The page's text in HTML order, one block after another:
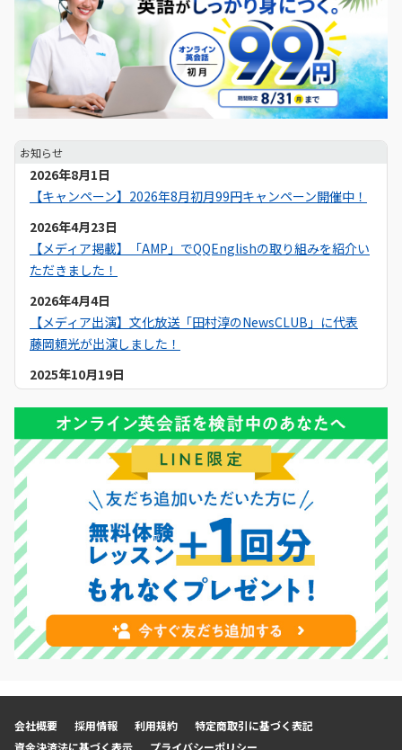
お知らせ
2026年8月1日
【キャンペーン】2026年8月初月99円キャンペーン開催中！
2026年4月23日
【メディア掲載】「AMP」でQQEnglishの取り組みを紹介い
ただきました！
2026年4月4日
【メディア出演】文化放送「田村淳のNewsCLUB」に代表
藤岡頼光が出演しました！
2025年10月19日
について紹介いただきました！
2025年9月19日
【メディア掲載】NNA ASIAでQQEnglishのセブ島留学につ
いて紹介いただきました！
2025年9月6日
【メディア掲載】日本経済新聞でQQEnglishのセブ島留学に
ついて紹介いただきました！
2025年9月1日
【キャンペーン】2025年9月初月0円キャンペーン開催中！
2025年8月11日
2025年8月1日
【プロジェクト】「Lesson for Smile Project」実施中！
会社概要 採用情報 利用規約
特定商取引に基づく表記